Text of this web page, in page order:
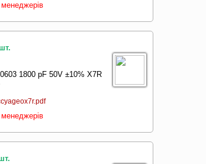
1800 pF 50V ±10% X7R